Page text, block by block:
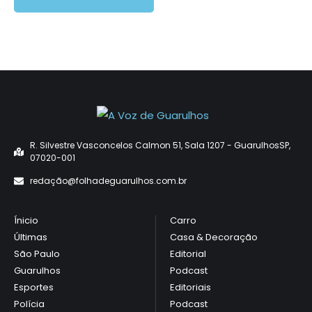
R. Silvestre Vasconcelos Calmon 51, Sala 1207 - GuarulhosSP,
07020-001
redação@folhadeguarulhos.com.br
Ínicio
Últimas
São Paulo
Guarulhos
Esportes
Polícia
Carro
Casa & Decoração
Editorial
Podcast
Editoriais
Podcast